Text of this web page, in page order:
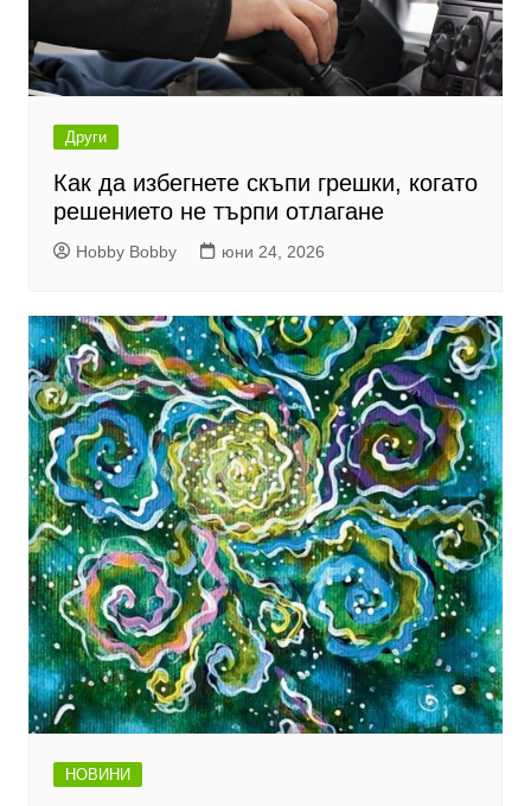
Други
Как да избегнете скъпи грешки, когато
решението не търпи отлагане
Hobby Bobby юни 24, 2026
НОВИНИ